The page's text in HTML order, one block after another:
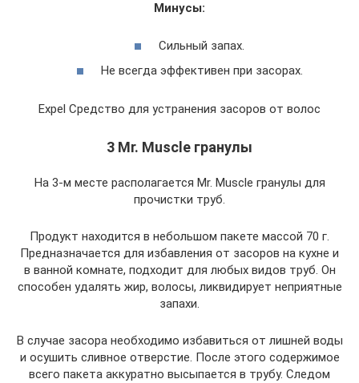
Минусы:
Сильный запах.
Не всегда эффективен при засорах.
Expel Средство для устранения засоров от волос
3 Mr. Muscle гранулы
На 3-м месте располагается Mr. Muscle гранулы для
прочистки труб.
Продукт находится в небольшом пакете массой 70 г.
Предназначается для избавления от засоров на кухне и
в ванной комнате, подходит для любых видов труб. Он
способен удалять жир, волосы, ликвидирует неприятные
запахи.
В случае засора необходимо избавиться от лишней воды
и осушить сливное отверстие. После этого содержимое
всего пакета аккуратно высыпается в трубу. Следом